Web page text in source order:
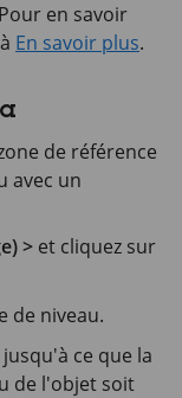
en savoir
En savoir plus.
de référence
avec un
> et cliquez sur
de niveau.
ce que la
de l'objet soit